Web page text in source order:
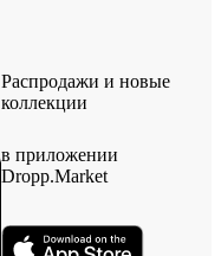
Распродажи и новые
коллекции
в приложении
Dropp.Market